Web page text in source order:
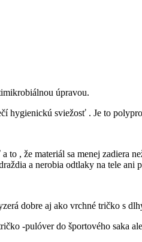
úpravou.
hygienickú sviežosť . Je to
to , že materiál sa menej
a nerobia odtlaky na tele ani
dobre aj ako vrchné tričko s
-pulóver do športového saka